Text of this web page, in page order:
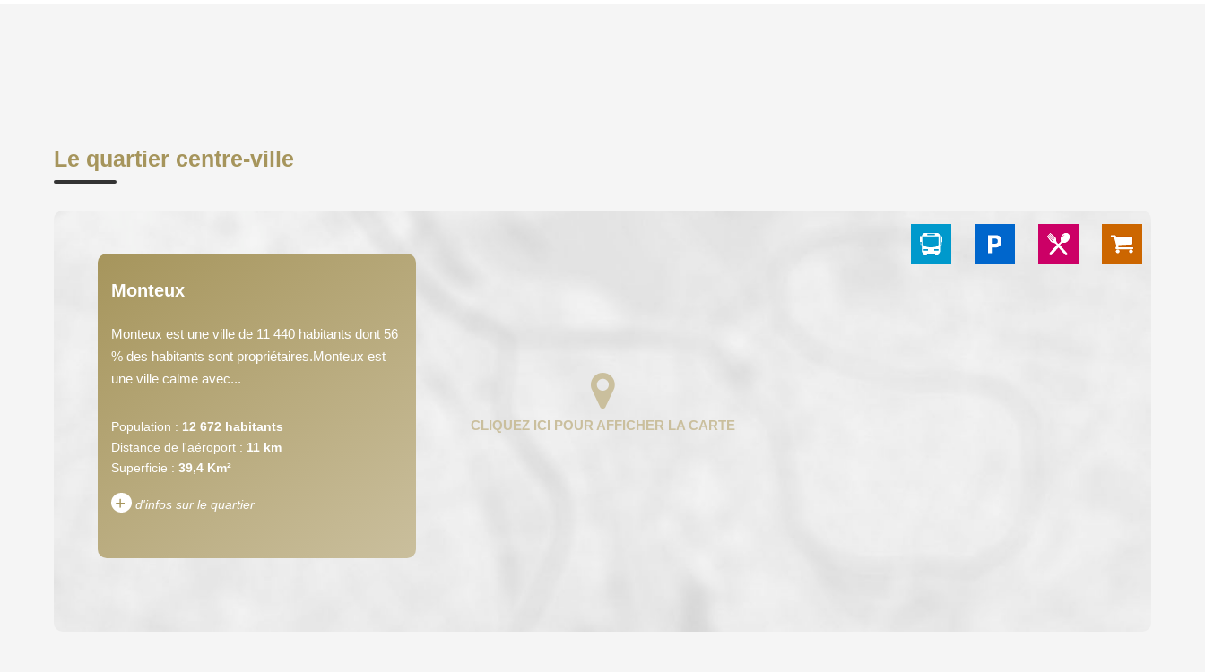
Le quartier centre-ville
Monteux
Monteux est une ville de 11 440 habitants dont 56
% des habitants sont propriétaires.Monteux est
une ville calme avec...
Population : 12 672 habitants
Distance de l'aéroport : 11 km
Superficie : 39,4 Km²
+ d'infos sur le quartier